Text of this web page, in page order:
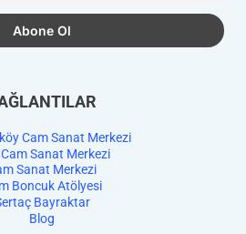
Cam Sanat Merkezi
Sanat Merkezi
Sanat Merkezi
Boncuk Atölyesi
Bayraktar
Blog